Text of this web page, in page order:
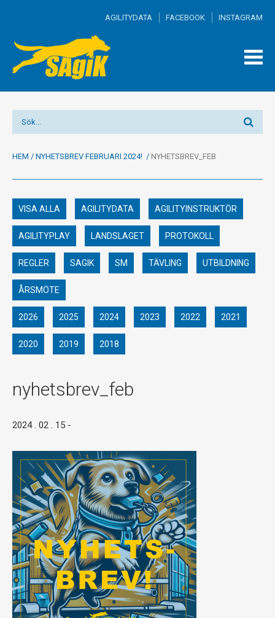
AGILITYDATA FACEBOOK INSTAGRAM
HEM / NYHETSBREV FEBRUARI 2024! / NYHETSBREV_FEB
VISA ALLA AGILITYDATA AGILITYINSTRUKTÖR
AGILITYPLAY LANDSLAGET PROTOKOLL
REGLER SAGIK SM TÄVLING UTBILDNING
ÅRSMÖTE
2026 2025 2024 2023 2022 2021
2020 2019 2018
nyhetsbrev_feb
2024 . 02 . 15 -